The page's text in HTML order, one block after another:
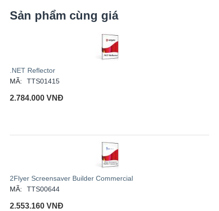
Sản phẩm cùng giá
.NET Reflector
MÃ:
TTS01415
2.784.000 VNĐ
2Flyer Screensaver Builder Commercial
MÃ:
TTS00644
2.553.160 VNĐ